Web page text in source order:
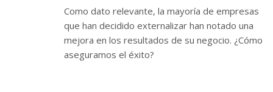
Como dato relevante, la mayoría de empresas
que han decidido externalizar han notado una
mejora en los resultados de su negocio. ¿Cómo
aseguramos el éxito?